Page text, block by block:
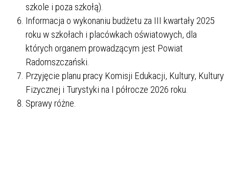
szkole i poza szkołą).
Informacja o wykonaniu budżetu za III kwartały 2025
roku w szkołach i placówkach oświatowych, dla
których organem prowadzącym jest Powiat
Radomszczański.
Przyjęcie planu pracy Komisji Edukacji, Kultury, Kultury
Fizycznej i Turystyki na I półrocze 2026 roku.
Sprawy różne.